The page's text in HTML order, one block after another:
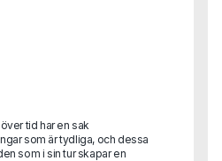
tid har en sak
som är tydliga, och dessa
som i sin tur skapar en